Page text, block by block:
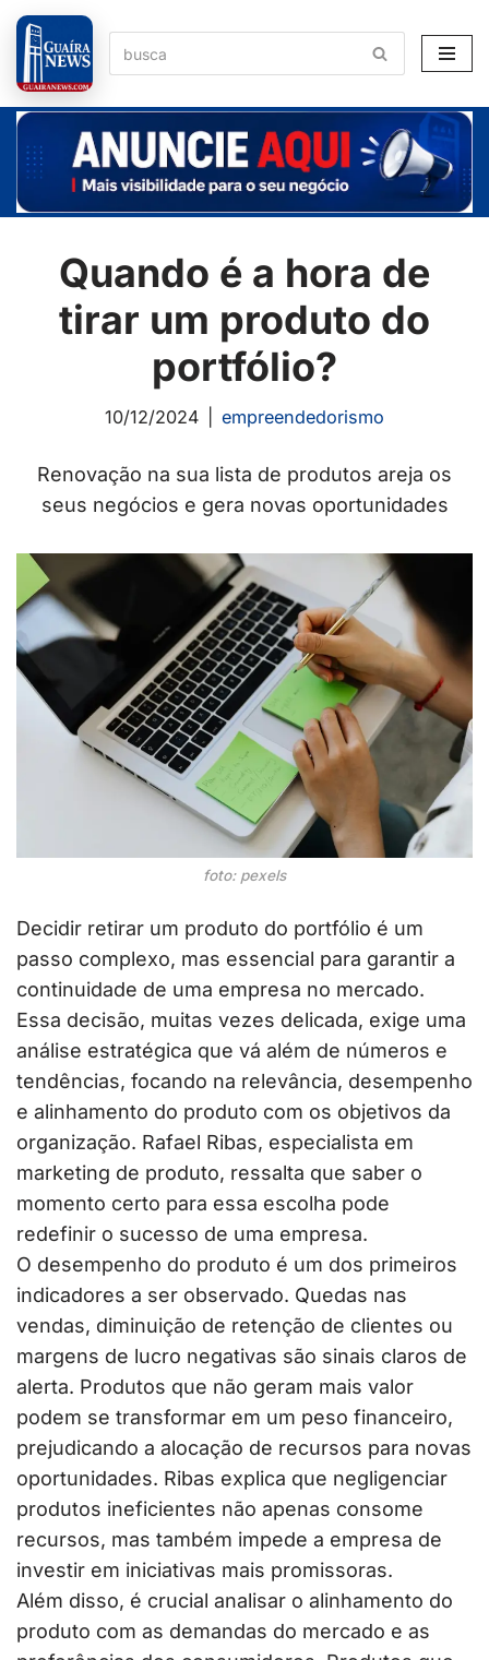
Pular
para
o
conteúdo
Quando é a hora de
tirar um produto do
portfólio?
10/12/2024 empreendedorismo
Renovação na sua lista de produtos areja os
seus negócios e gera novas oportunidades
foto: pexels
Decidir retirar um produto do portfólio é um
passo complexo, mas essencial para garantir a
continuidade de uma empresa no mercado.
Essa decisão, muitas vezes delicada, exige uma
análise estratégica que vá além de números e
tendências, focando na relevância, desempenho
e alinhamento do produto com os objetivos da
organização. Rafael Ribas, especialista em
marketing de produto, ressalta que saber o
momento certo para essa escolha pode
redefinir o sucesso de uma empresa.
O desempenho do produto é um dos primeiros
indicadores a ser observado. Quedas nas
vendas, diminuição de retenção de clientes ou
margens de lucro negativas são sinais claros de
alerta. Produtos que não geram mais valor
podem se transformar em um peso financeiro,
prejudicando a alocação de recursos para novas
oportunidades. Ribas explica que negligenciar
produtos ineficientes não apenas consome
recursos, mas também impede a empresa de
investir em iniciativas mais promissoras.
Além disso, é crucial analisar o alinhamento do
produto com as demandas do mercado e as